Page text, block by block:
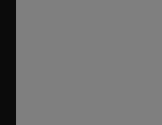
EUR